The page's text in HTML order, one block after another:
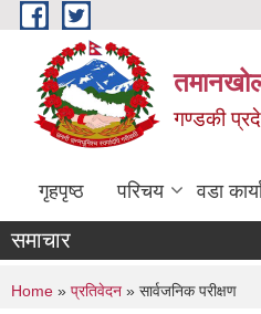
Skip to main content
गण्डकी
गृहपृष्ठ परिचय वडा
समाचार
You are here
Home » प्रतिवेदन » सार्वजनिक परीक्षण